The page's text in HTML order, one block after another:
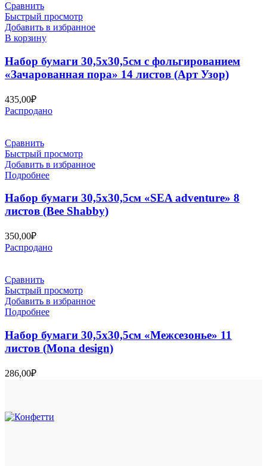
Сравнить
Быстрый просмотр
Добавить в избранное
В корзину
Набор бумаги 30,5х30,5см с фольгированием
«Зачарованная пора» 14 листов (Арт Узор)
435,00₽
Распродано
Сравнить
Быстрый просмотр
Добавить в избранное
Подробнее
Набор бумаги 30,5х30,5см «SEA adventure» 8
листов (Bee Shabby)
350,00₽
Распродано
Сравнить
Быстрый просмотр
Добавить в избранное
Подробнее
Набор бумаги 30,5х30,5см «Межсезонье» 11
листов (Mona design)
286,00₽